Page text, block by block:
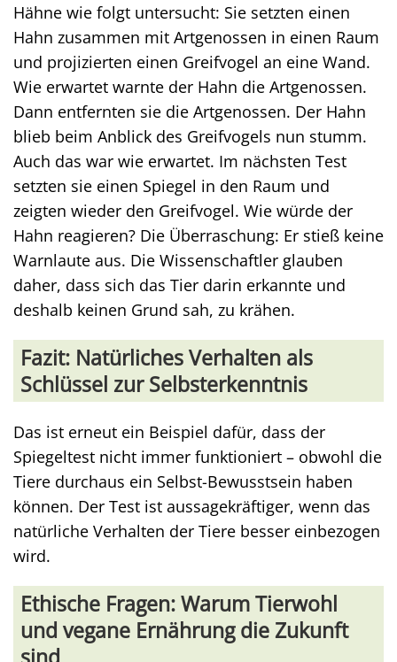
Hähne wie folgt untersucht: Sie setzten einen
Hahn zusammen mit Artgenossen in einen Raum
und projizierten einen Greifvogel an eine Wand.
Wie erwartet warnte der Hahn die Artgenossen.
Dann entfernten sie die Artgenossen. Der Hahn
blieb beim Anblick des Greifvogels nun stumm.
Auch das war wie erwartet. Im nächsten Test
setzten sie einen Spiegel in den Raum und
zeigten wieder den Greifvogel. Wie würde der
Hahn reagieren? Die Überraschung: Er stieß keine
Warnlaute aus. Die Wissenschaftler glauben
daher, dass sich das Tier darin erkannte und
deshalb keinen Grund sah, zu krähen.
Fazit: Natürliches Verhalten als
Schlüssel zur Selbsterkenntnis
Das ist erneut ein Beispiel dafür, dass der
Spiegeltest nicht immer funktioniert – obwohl die
Tiere durchaus ein Selbst-Bewusstsein haben
können. Der Test ist aussagekräftiger, wenn das
natürliche Verhalten der Tiere besser einbezogen
wird.
Ethische Fragen: Warum Tierwohl
und vegane Ernährung die Zukunft